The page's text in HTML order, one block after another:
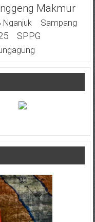
Makmur
Nganjuk
Sampang
SPPG